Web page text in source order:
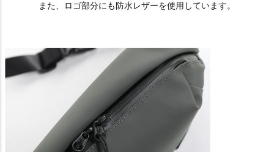
また、ロゴ部分にも防水レザーを使用しています。